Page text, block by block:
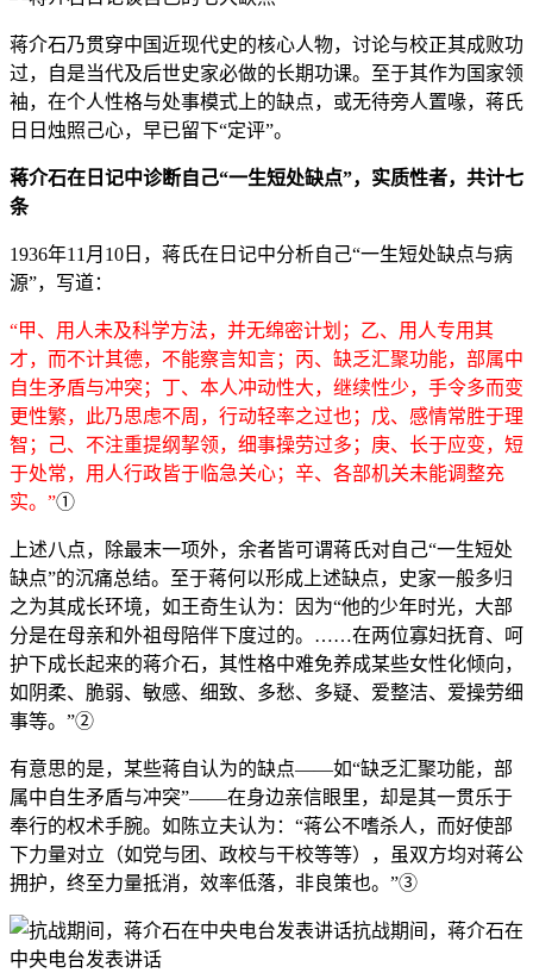
蒋介石乃贯穿中国近现代史的核心人物，讨论与校正其成败功
过，自是当代及后世史家必做的长期功课。至于其作为国家领
袖，在个人性格与处事模式上的缺点，或无待旁人置喙，蒋氏
日日烛照己心，早已留下“定评”。
蒋介石在日记中诊断自己“一生短处缺点”，实质性者，共计七
条
1936年11月10日，蒋氏在日记中分析自己“一生短处缺点与病
源”，写道：
“甲、用人未及科学方法，并无绵密计划；乙、用人专用其
才，而不计其德，不能察言知言；丙、缺乏汇聚功能，部属中
自生矛盾与冲突；丁、本人冲动性大，继续性少，手令多而变
更性繁，此乃思虑不周，行动轻率之过也；戊、感情常胜于理
智；己、不注重提纲挈领，细事操劳过多；庚、长于应变，短
于处常，用人行政皆于临急关心；辛、各部机关未能调整充
实。”①
上述八点，除最末一项外，余者皆可谓蒋氏对自己“一生短处
缺点”的沉痛总结。至于蒋何以形成上述缺点，史家一般多归
之为其成长环境，如王奇生认为：因为“他的少年时光，大部
分是在母亲和外祖母陪伴下度过的。……在两位寡妇抚育、呵
护下成长起来的蒋介石，其性格中难免养成某些女性化倾向，
如阴柔、脆弱、敏感、细致、多愁、多疑、爱整洁、爱操劳细
事等。”②
有意思的是，某些蒋自认为的缺点——如“缺乏汇聚功能，部
属中自生矛盾与冲突”——在身边亲信眼里，却是其一贯乐于
奉行的权术手腕。如陈立夫认为：“蒋公不嗜杀人，而好使部
下力量对立（如党与团、政校与干校等等），虽双方均对蒋公
拥护，终至力量抵消，效率低落，非良策也。”③